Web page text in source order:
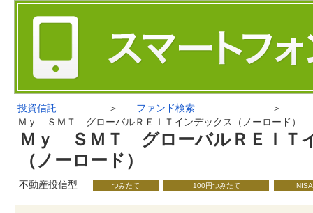
投資信託 ＞ ファンド検索
＞
Ｍｙ ＳＭＴ グローバルＲＥＩＴインデックス（ノーロード）
Ｍｙ ＳＭＴ グローバルＲＥＩＴ
（ノーロード）
不動産投信型 つみたて 100円つみたて